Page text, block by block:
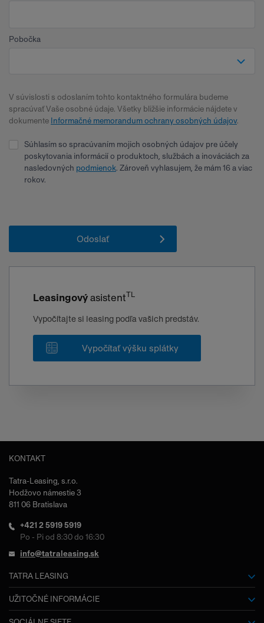
Pobočka
V súvislosti s odoslaním tohto kontaktného formulára budeme
spracúvať Vaše osobné údaje. Všetky bližšie informácie nájdete v
dokumente Informačné memorandum ochrany osobných údajov.
Súhlasím so spracúvaním mojich osobných údajov pre účely
poskytovania informácií o produktoch, službách a inováciách za
nasledovných podmienok. Zároveň vyhlasujem, že mám 16 a viac
rokov.
Leasingový asistentTL
Vypočítajte si leasing podľa vašich predstáv.
Vypočítať výšku splátky
KONTAKT
Tatra-Leasing, s.r.o.
Hodžovo námestie 3
811 06 Bratislava
+421 2 5919 5919
Po - Pi od 8:30 do 16:30
info@tatraleasing.sk
TATRA LEASING
O nás
UŽITOČNÉ INFORMÁCIE